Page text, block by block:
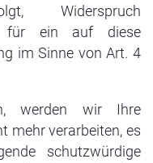
Widerspruch
für ein auf diese
im Sinne von Art. 4
werden wir Ihre
mehr verarbeiten, es
schutzwürdige